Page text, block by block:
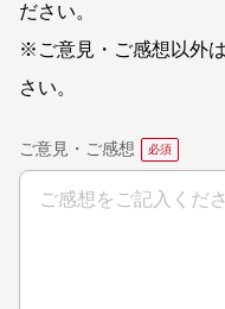
ださい。
※ご意見・ご感想以外は
さい。
ご意見・ご感想